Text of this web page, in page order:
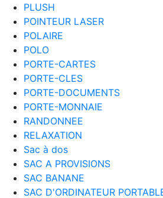
PLUSH
POINTEUR LASER
POLAIRE
POLO
PORTE-CARTES
PORTE-CLES
PORTE-DOCUMENTS
PORTE-MONNAIE
RANDONNEE
RELAXATION
Sac à dos
SAC A PROVISIONS
SAC BANANE
SAC D'ORDINATEUR